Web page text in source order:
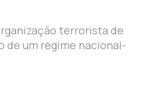
terrorista de
de um regime nacional-